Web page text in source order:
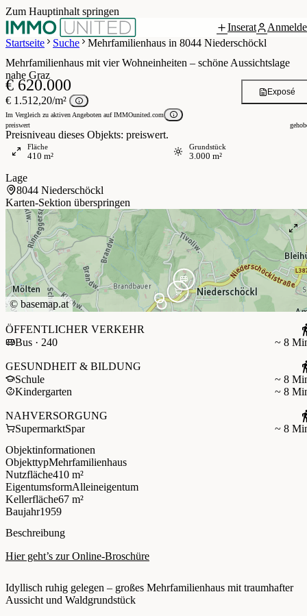
Zum Hauptinhalt springen
Inserat
Startseite
Suche Mehrfamilienhaus in 8044 Niederschöckl
/ 38
Mehrfamilienhaus mit vier Wohneinheiten – schöne Aussichtslage
nahe Graz
€ 620.000
€ 1.512,20/m²
Im Vergleich zu aktiven Angeboten auf IMMOunited.com
preiswert
Preisniveau dieses Objekts: preiswert.
Exposé
Fläche
410 m²
Grundstück
3.000 m²
Lage
8044 Niederschöckl
Karten-Sektion überspringen
© basemap.at
ÖFFENTLICHER VERKEHR
Bus · 240
~ 8
GESUNDHEIT & BILDUNG
Schule
~ 8
Kindergarten
~ 8
NAHVERSORGUNG
SupermarktSpar
~ 8
Objektinformationen
ObjekttypMehrfamilienhaus
Nutzfläche410 m²
EigentumsformAlleineigentum
Kellerfläche67 m²
Baujahr1959
Beschreibung
Hier geht’s zur Online-Broschüre
Idyllisch ruhig gelegen – großes Mehrfamilienhaus mit traumhafter
Aussicht und Waldgrundstück